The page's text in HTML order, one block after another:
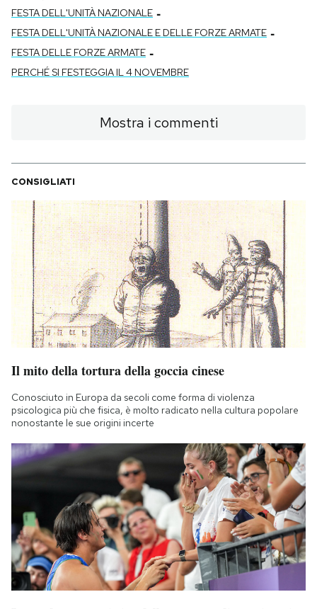
FESTA DELL'UNITÀ NAZIONALE -
FESTA DELL'UNITÀ NAZIONALE E DELLE FORZE ARMATE -
FESTA DELLE FORZE ARMATE -
PERCHÉ SI FESTEGGIA IL 4 NOVEMBRE
Mostra i commenti
CONSIGLIATI
Il mito della tortura della goccia cinese
Conosciuto in Europa da secoli come forma di violenza
psicologica più che fisica, è molto radicato nella cultura popolare
nonostante le sue origini incerte